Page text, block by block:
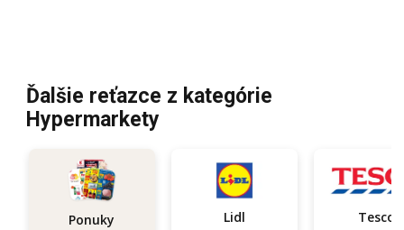
Ďalšie reťazce z kategórie
Hypermarkety
Ponuky Lidl Tesco